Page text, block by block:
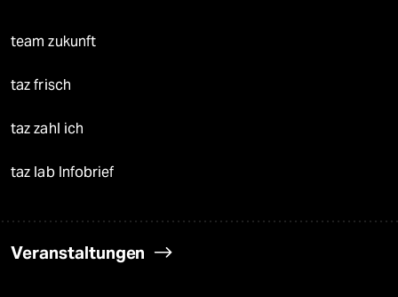
team zukunft
taz frisch
taz zahl ich
taz lab Infobrief
Veranstaltungen